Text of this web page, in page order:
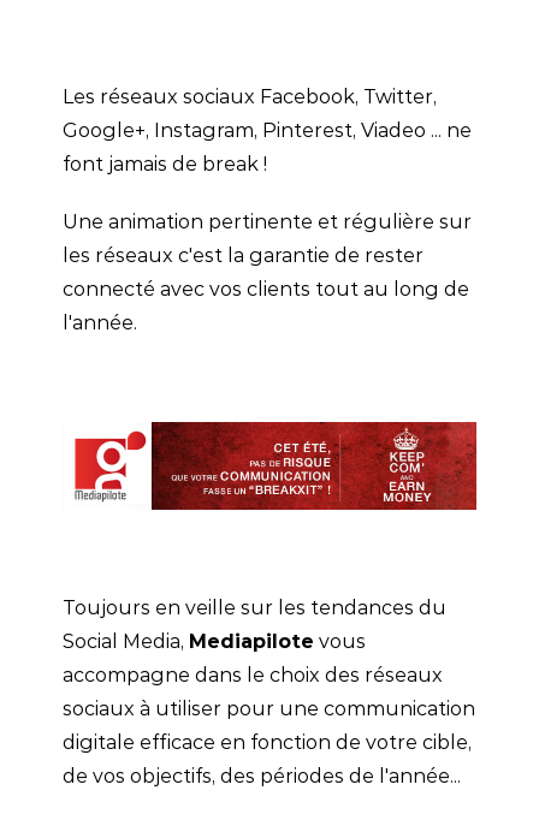
Les réseaux sociaux Facebook, Twitter,
Google+, Instagram, Pinterest, Viadeo ... ne
font jamais de break !
Une animation pertinente et régulière sur
les réseaux c'est la garantie de rester
connecté avec vos clients tout au long de
l'année.
Toujours en veille sur les tendances du
Social Media, Mediapilote vous
accompagne dans le choix des réseaux
sociaux à utiliser pour une communication
digitale efficace en fonction de votre cible,
de vos objectifs, des périodes de l'année...